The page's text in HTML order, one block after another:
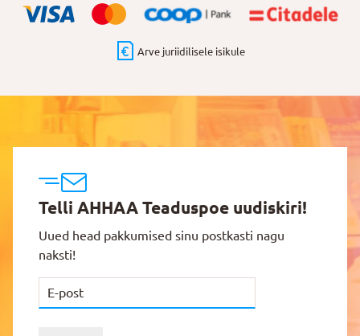
Arve juriidilisele isikule
Telli AHHAA Teaduspoe uudiskiri!
Uued head pakkumised sinu postkasti nagu
naksti!